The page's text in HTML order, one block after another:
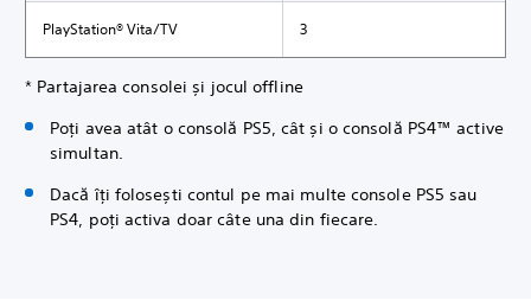
PlayStation® Vita/TV 3
* Partajarea consolei și jocul offline
Poți avea atât o consolă PS5, cât și o consolă PS4™ active
simultan.
Dacă îți folosești contul pe mai multe console PS5 sau
PS4, poți activa doar câte una din fiecare.